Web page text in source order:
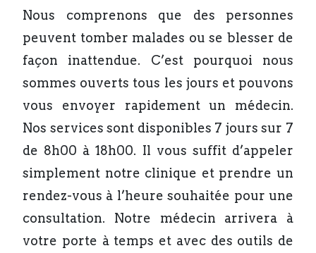
Nous comprenons que des personnes
peuvent tomber malades ou se blesser de
façon inattendue. C’est pourquoi nous
sommes ouverts tous les jours et pouvons
vous envoyer rapidement un médecin.
Nos services sont disponibles 7 jours sur 7
de 8h00 à 18h00. Il vous suffit d’appeler
simplement notre clinique et prendre un
rendez-vous à l’heure souhaitée pour une
consultation. Notre médecin arrivera à
votre porte à temps et avec des outils de